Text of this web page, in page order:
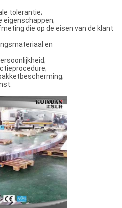
tolerantie;
eigenschappen;
die op de eisen van de klant
en